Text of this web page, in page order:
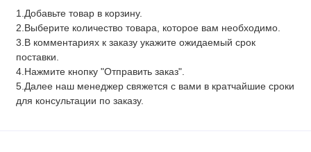
1.Добавьте товар в корзину.
2.Выберите количество товара, которое вам необходимо.
3.В комментариях к заказу укажите ожидаемый срок
поставки.
4.Нажмите кнопку "Отправить заказ".
5.Далее наш менеджер свяжется с вами в кратчайшие сроки
для консультации по заказу.